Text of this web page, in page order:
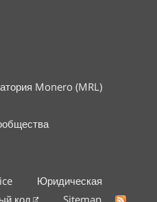
Monero (MRL)
Юридическая
код Sitemap